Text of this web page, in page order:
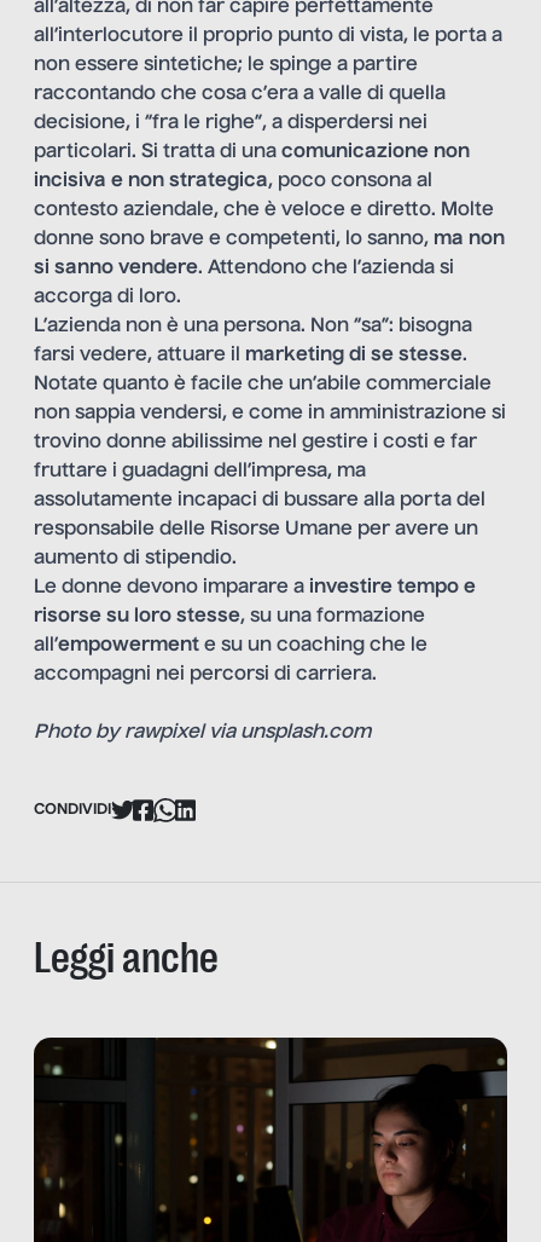
all’altezza, di non far capire perfettamente
all’interlocutore il proprio punto di vista, le porta a
non essere sintetiche; le spinge a partire
raccontando che cosa c’era a valle di quella
decisione, i “fra le righe”, a disperdersi nei
particolari. Si tratta di una comunicazione non
incisiva e non strategica, poco consona al
contesto aziendale, che è veloce e diretto. Molte
donne sono brave e competenti, lo sanno, ma non
si sanno vendere. Attendono che l’azienda si
accorga di loro.
L’azienda non è una persona. Non “sa”: bisogna
farsi vedere, attuare il marketing di se stesse.
Notate quanto è facile che un’abile commerciale
non sappia vendersi, e come in amministrazione si
trovino donne abilissime nel gestire i costi e far
fruttare i guadagni dell’impresa, ma
assolutamente incapaci di bussare alla porta del
responsabile delle Risorse Umane per avere un
aumento di stipendio.
Le donne devono imparare a investire tempo e
risorse su loro stesse, su una formazione
all’empowerment e su un coaching che le
accompagni nei percorsi di carriera.
Photo by rawpixel via unsplash.com
CONDIVIDI
Leggi anche